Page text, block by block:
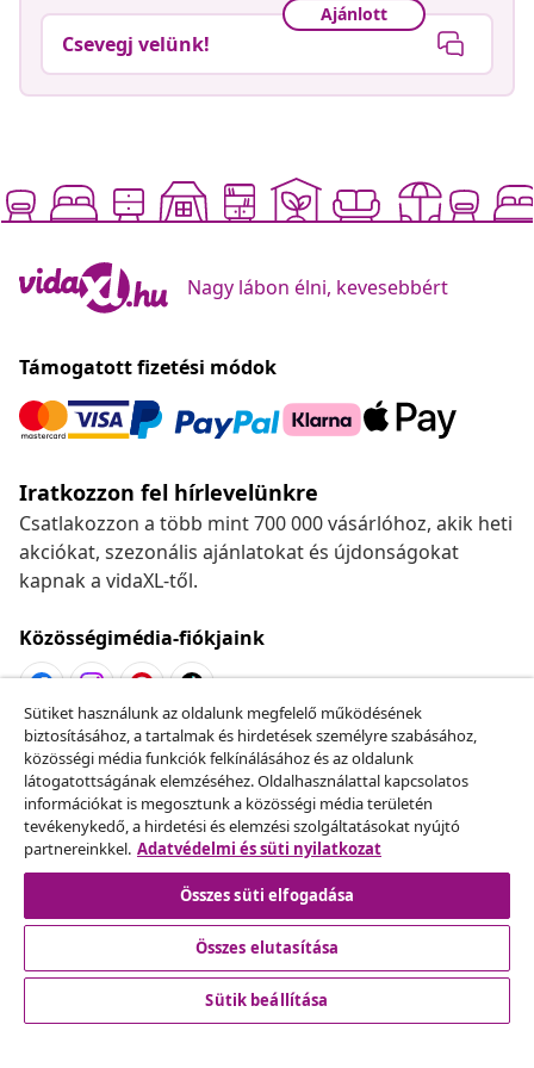
Ajánlott
Csevegj velünk!
Nagy lábon élni, kevesebbért
Támogatott fizetési módok
Iratkozzon fel hírlevelünkre
Csatlakozzon a több mint 700 000 vásárlóhoz, akik heti
akciókat, szezonális ajánlatokat és újdonságokat
kapnak a vidaXL-től.
Közösségimédia-fiókjaink
Szerződéstől való elállás
Küldj be egy rendelés lemondására vonatkozó
kérelmet.
Szerződéstől való elállás
Ügyfélszolgálat
Sütiket használunk az oldalunk megfelelő működésének
biztosításához, a tartalmak és hirdetések személyre szabásához,
közösségi média funkciók felkínálásához és az oldalunk
látogatottságának elemzéséhez. Oldalhasználattal kapcsolatos
információkat is megosztunk a közösségi média területén
tevékenykedő, a hirdetési és elemzési szolgáltatásokat nyújtó
partnereinkkel. Adatvédelmi és süti nyilatkozat
Összes süti elfogadása
Összes elutasítása
Sütik beállítása